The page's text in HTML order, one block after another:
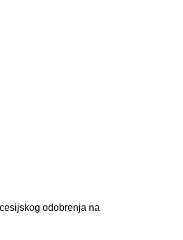
odobrenja na